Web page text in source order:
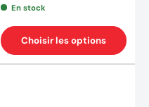
En stock
Choisir les options